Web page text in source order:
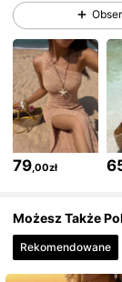
4,79
4,79
4,79
4,79
79,00zł
Możesz Także
Rekomendowane